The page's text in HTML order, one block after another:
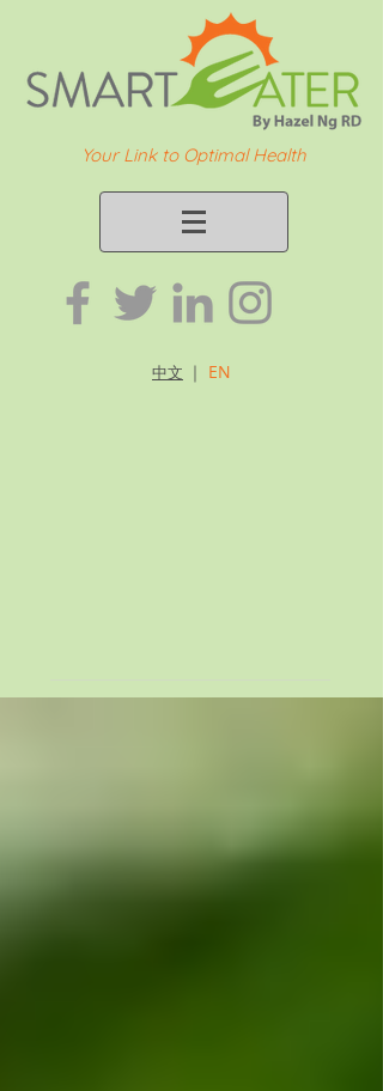
Your Link to Optimal Health
中文 ｜ EN